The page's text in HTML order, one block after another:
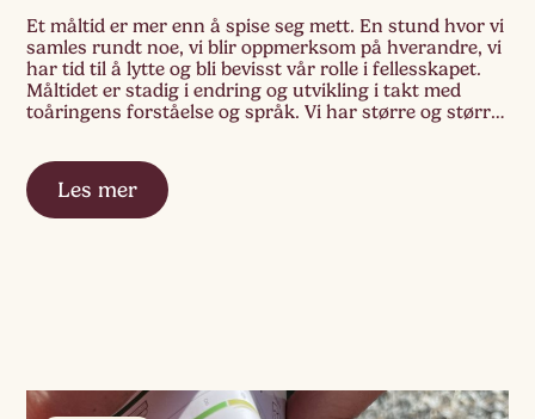
Et måltid er mer enn å spise seg mett. En stund hvor vi
samles rundt noe, vi blir oppmerksom på hverandre, vi
har tid til å lytte og bli bevisst vår rolle i fellesskapet.
Måltidet er stadig i endring og utvikling i takt med
toåringens forståelse og språk. Vi har større og større
Les mer